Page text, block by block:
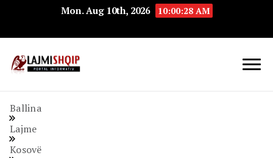
Mon. Aug 10th, 2026 10:00:29 AM
Ballina
Lajme
Kosovë